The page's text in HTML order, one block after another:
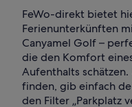
FeWo-direkt bietet
Ferienunterkünften
Canyamel Golf –
die den Komfort
Aufenthalts
finden, gib einfach
den Filter „Parkplatz